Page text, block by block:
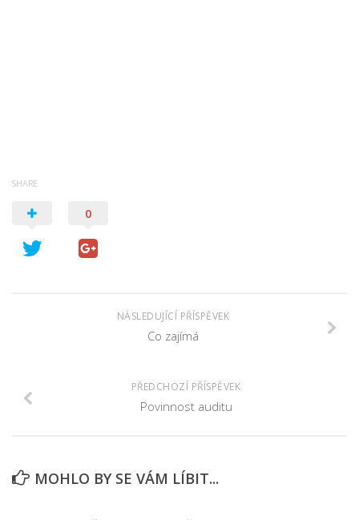
SHARE
0
NÁSLEDUJÍCÍ PŘÍSPĚVEK
Co zajímá
PŘEDCHOZÍ PŘÍSPĚVEK
Povinnost auditu
MOHLO BY SE VÁM LÍBIT...